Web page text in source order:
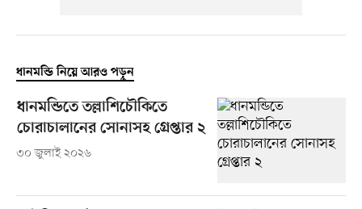
ধানমন্ডি নিয়ে আরও পড়ুন
ধানমন্ডিতে তল্লাশিচৌকিতে
চোরাচালানের সোনাসহ গ্রেপ্তার ২
৩০ জুলাই ২০২৬